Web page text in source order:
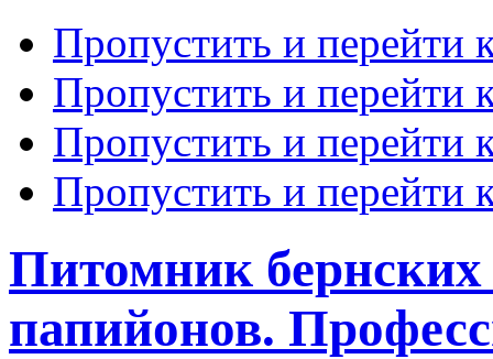
Пропустить и перейти
Пропустить и перейти
Пропустить и перейти
Пропустить и перейти
Питомник бернских
папийонов.